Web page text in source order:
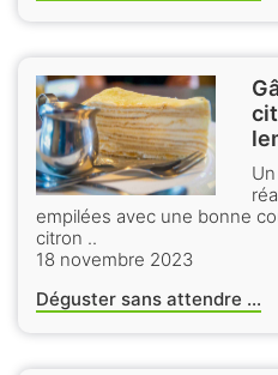
empilées avec une bonne
citron ..
18 novembre 2023
Déguster sans attendre ...